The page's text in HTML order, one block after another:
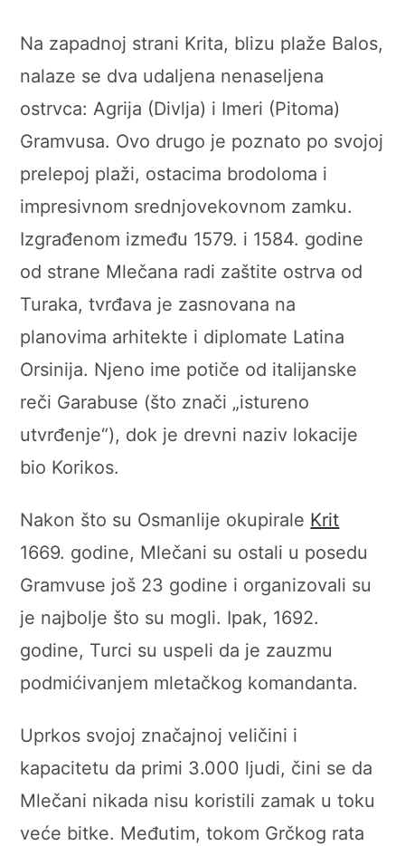
Na zapadnoj strani Krita, blizu plaže Balos,
nalaze se dva udaljena nenaseljena
ostrvca: Agrija (Divlja) i Imeri (Pitoma)
Gramvusa. Ovo drugo je poznato po svojoj
prelepoj plaži, ostacima brodoloma i
impresivnom srednjovekovnom zamku.
Izgrađenom između 1579. i 1584. godine
od strane Mlečana radi zaštite ostrva od
Turaka, tvrđava je zasnovana na
planovima arhitekte i diplomate Latina
Orsinija. Njeno ime potiče od italijanske
reči Garabuse (što znači „istureno
utvrđenje“), dok je drevni naziv lokacije
bio Korikos.
Nakon što su Osmanlije okupirale Krit
1669. godine, Mlečani su ostali u posedu
Gramvuse još 23 godine i organizovali su
je najbolje što su mogli. Ipak, 1692.
godine, Turci su uspeli da je zauzmu
podmićivanjem mletačkog komandanta.
Uprkos svojoj značajnoj veličini i
kapacitetu da primi 3.000 ljudi, čini se da
Mlečani nikada nisu koristili zamak u toku
veće bitke. Međutim, tokom Grčkog rata